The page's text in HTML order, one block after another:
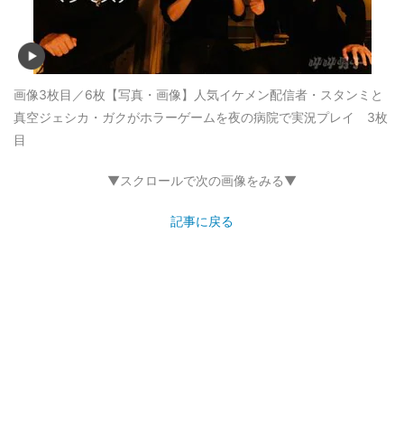
画像3枚目／6枚 【写真・画像】人気イケメン配信者・スタンミと
真空ジェシカ・ガクがホラーゲームを夜の病院で実況プレイ 3枚
目
▼スクロールで次の画像をみる▼
記事に戻る